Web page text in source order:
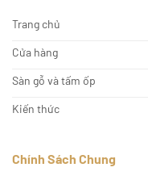
Trang chủ
Cửa hàng
Sàn gỗ và tấm ốp
Kiến thức
Chính Sách Chung